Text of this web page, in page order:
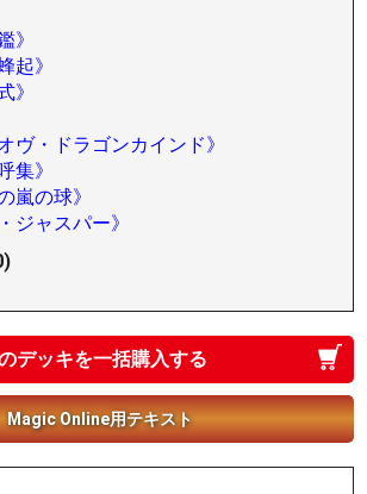
》
起》
》
ヴ・ドラゴンカインド》
集》
嵐の球》
ジャスパー》
デッキを一括購入する
Magic Online用テキスト